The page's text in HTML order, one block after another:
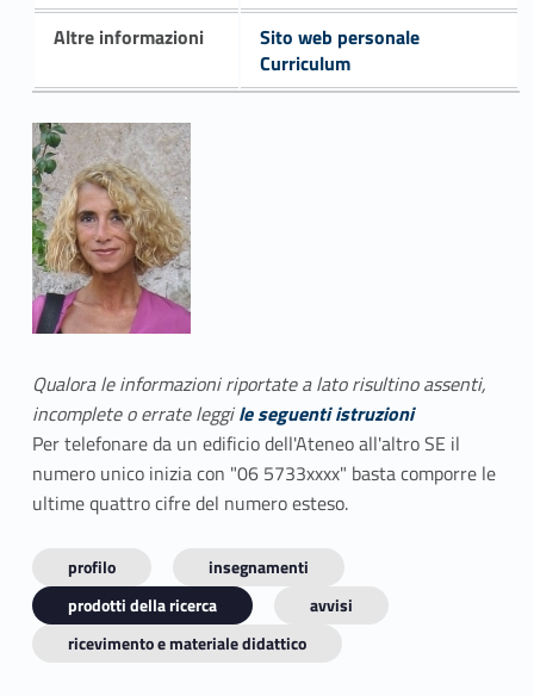
Altre informazioni
Sito web personale
Curriculum
Qualora le informazioni riportate a lato risultino assenti,
incomplete o errate leggile seguenti istruzioni
Per telefonare da un edificio dell'Ateneo all'altro SE il
numero unico inizia con "06 5733xxxx" basta comporre le
ultime quattro cifre del numero esteso.
profilo
insegnamenti
prodotti della ricerca
avvisi
ricevimento e materiale didattico